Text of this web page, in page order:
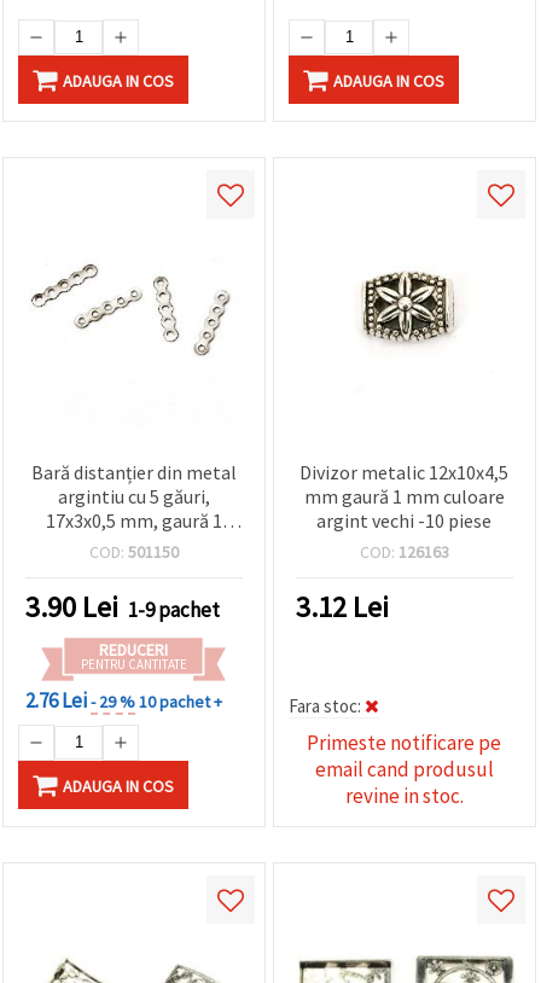
ADAUGA IN COS ADAUGA IN COS
Bară distanțier din metal
argintiu cu 5 găuri,
17x3x0,5 mm, gaură 1
mm, pachet de 50 buc.
COD: 501150
3.90 Lei 1-9 pachet
REDUCERI
PENTRU CANTITATE
2.76 Lei- 29 %10 pachet +
ADAUGA IN COS
Divizor metalic 12x10x4,5
mm gaură 1 mm culoare
argint vechi -10 piese
COD: 126163
3.12 Lei
Fara stoc:
Primeste notificare pe
email cand produsul
revine in stoc.